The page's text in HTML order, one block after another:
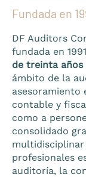
Fundada en
DF Auditors
fundada en
de treinta años
ámbito de la
asesoramiento
contable y
como a
consolidado
multidisciplinar
profesionales
auditoría, la